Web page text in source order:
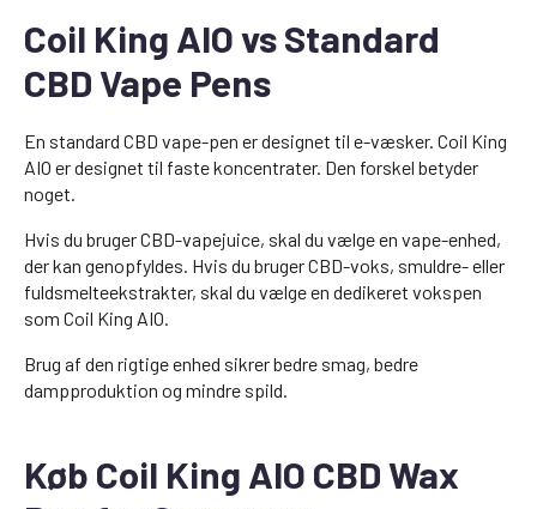
Coil King AIO vs Standard
CBD Vape Pens
En standard CBD vape-pen er designet til e-væsker. Coil King
AIO er designet til faste koncentrater. Den forskel betyder
noget.
Hvis du bruger CBD-vapejuice, skal du vælge en vape-enhed,
der kan genopfyldes. Hvis du bruger CBD-voks, smuldre- eller
fuldsmelteekstrakter, skal du vælge en dedikeret vokspen
som Coil King AIO.
Brug af den rigtige enhed sikrer bedre smag, bedre
dampproduktion og mindre spild.
Køb Coil King AIO CBD Wax